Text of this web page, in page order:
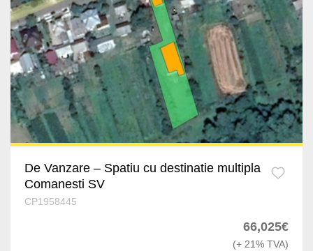
De Vanzare – Spatiu cu destinatie multipla
Comanesti SV
CP1958445
66,025€
(+ 21% TVA)